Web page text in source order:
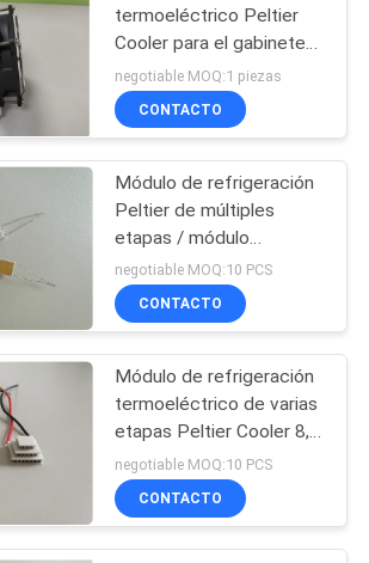
termoeléctrico Peltier
Cooler para el gabinete
de baterías
negotiable MOQ:1 piezas
CONTACTO
Módulo de refrigeración
Peltier de múltiples
etapas / módulo
termoeléctrico
negotiable MOQ:10 PCS
CONTACTO
Módulo de refrigeración
termoeléctrico de varias
etapas Peltier Cooler 8,8
mm de longitud
negotiable MOQ:10 PCS
CONTACTO